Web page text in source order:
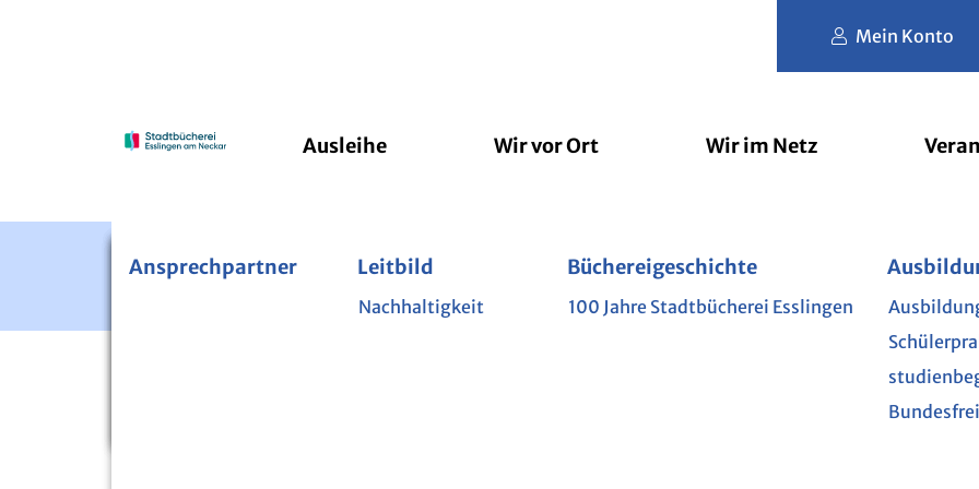
Mein Konto
Ausleihe
Nutzungs- und
Wir vor Ort
Bücherei im Pfleghof Kinderbibliothek
Über die Kinderbibliothek
Jugendbücherei Schule
Wir im Netz
24/7 Onleihe PressReader Filmfriend Brockhaus Phase
Erlesene Orte lesart
Ansprechpartner Leitbild
Nachhaltigkeit
Büchereigeschichte
100 Jahre Stadtbücherei Esslingen